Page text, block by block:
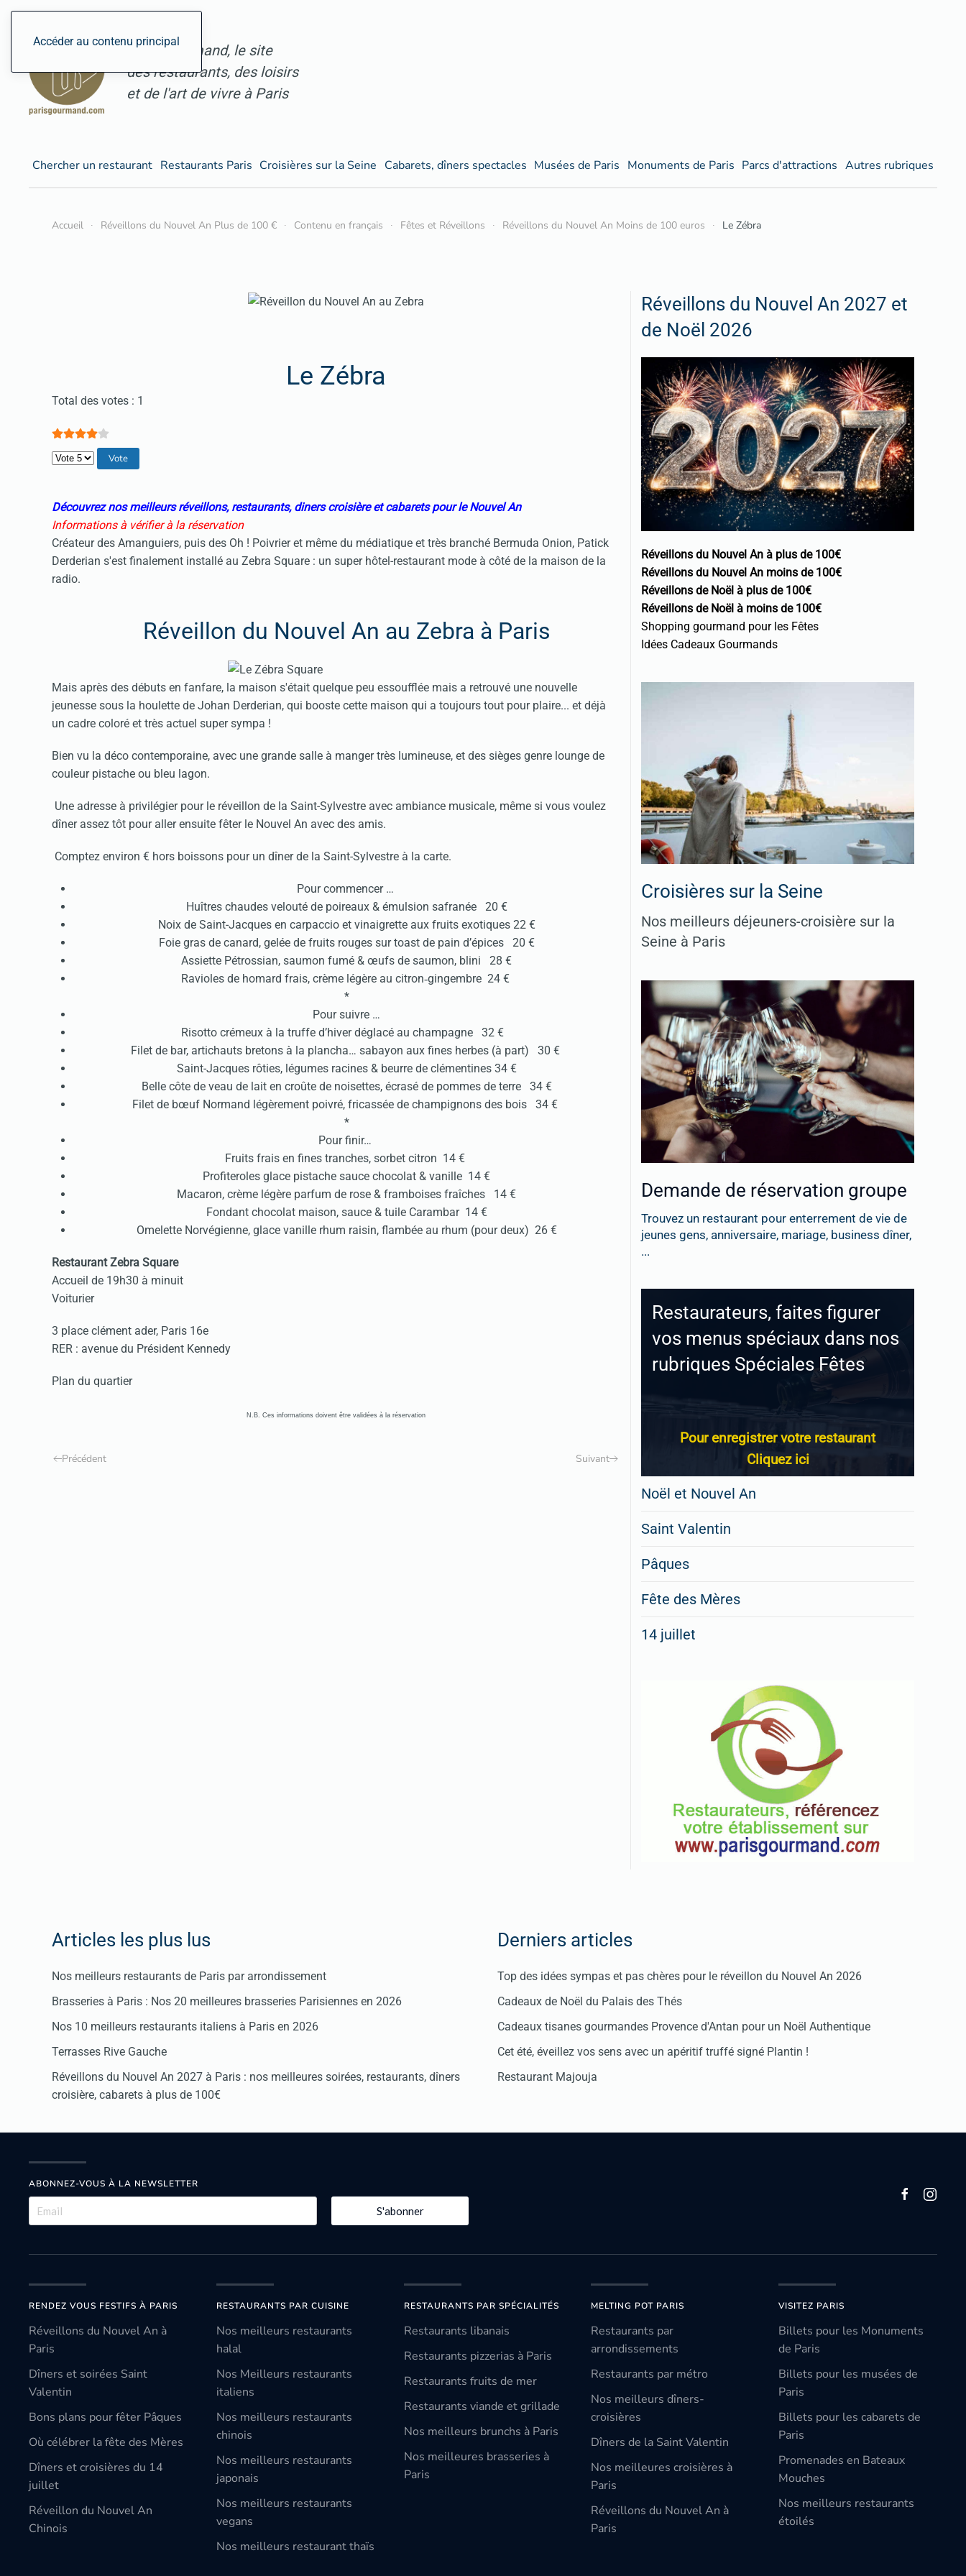
Accéder au contenu principal
ParisGourmand, le site
des restaurants, des loisirs
et de l'art de vivre à Paris
Chercher un restaurant Restaurants Paris Croisières sur la Seine Cabarets, dîners spectacles Musées de Paris Monuments de Paris Parcs d'attractions Autres rubriques
Accueil Réveillons du Nouvel An Plus de 100 € Contenu en français Fêtes et Réveillons Réveillons du Nouvel An Moins de 100 euros Le Zébra
Le Zébra
Vote utilisateur:4/
Total des votes : 1
Veuillez voter
Découvrez nos meilleurs réveillons, restaurants, diners croisière et cabarets pour le Nouvel An
Informations à vérifier à la réservation
Créateur des Amanguiers, puis des Oh ! Poivrier et même du médiatique et très branché Bermuda Onion, Patick
Derderian s'est finalement installé au Zebra Square : un super hôtel-restaurant mode à côté de la maison de la
radio.
Réveillon du Nouvel An au Zebra à Paris
Mais après des débuts en fanfare, la maison s'était quelque peu essoufflée mais a retrouvé une nouvelle
jeunesse sous la houlette de Johan Derderian, qui booste cette maison qui a toujours tout pour plaire... et déjà
un cadre coloré et très actuel super sympa !
Bien vu la déco contemporaine, avec une grande salle à manger très lumineuse, et des sièges genre lounge de
couleur pistache ou bleu lagon.
Une adresse à privilégier pour le réveillon de la Saint-Sylvestre avec ambiance musicale, même si vous voulez
dîner assez tôt pour aller ensuite fêter le Nouvel An avec des amis.
Comptez environ € hors boissons pour un dîner de la Saint-Sylvestre à la carte.
Pour commencer …
Huîtres chaudes velouté de poireaux & émulsion safranée 20 €
Noix de Saint-Jacques en carpaccio et vinaigrette aux fruits exotiques 22 €
Foie gras de canard, gelée de fruits rouges sur toast de pain d’épices 20 €
Assiette Pétrossian, saumon fumé & œufs de saumon, blini 28 €
Ravioles de homard frais, crème légère au citron‐gingembre 24 €
*
Pour suivre …
Risotto crémeux à la truffe d’hiver déglacé au champagne 32 €
Filet de bar, artichauts bretons à la plancha… sabayon aux fines herbes (à part) 30 €
Saint-Jacques rôties, légumes racines & beurre de clémentines 34 €
Belle côte de veau de lait en croûte de noisettes, écrasé de pommes de terre 34 €
Filet de bœuf Normand légèrement poivré, fricassée de champignons des bois 34 €
*
Pour finir…
Fruits frais en fines tranches, sorbet citron 14 €
Profiteroles glace pistache sauce chocolat & vanille 14 €
Macaron, crème légère parfum de rose & framboises fraîches 14 €
Fondant chocolat maison, sauce & tuile Carambar 14 €
Omelette Norvégienne, glace vanille­ rhum raisin, flambée au rhum (pour deux) 26 €
Restaurant Zebra Square
Accueil de 19h30 à minuit
Voiturier
3 place clément ader, Paris 16e
RER : avenue du Président Kennedy
Plan du quartier
N.B. Ces informations doivent être validées à la réservation
Précédent Suivant
Réveillons du Nouvel An 2027 et
de Noël 2026
Réveillons du Nouvel An à plus de 100€
Réveillons du Nouvel An moins de 100€
Réveillons de Noël à plus de 100€
Réveillons de Noël à moins de 100€
Shopping gourmand pour les Fêtes
Idées Cadeaux Gourmands
Croisières sur la Seine
Nos meilleurs déjeuners-croisière sur la
Seine à Paris
Demande de réservation groupe
Trouvez un restaurant pour enterrement de vie de
jeunes gens, anniversaire, mariage, business dîner,
...
Restaurateurs, faites figurer
vos menus spéciaux dans nos
rubriques Spéciales Fêtes
Pour enregistrer votre restaurant
Cliquez ici
Noël et Nouvel An
Saint Valentin
Pâques
Fête des Mères
14 juillet
Articles les plus lus
Nos meilleurs restaurants de Paris par arrondissement
Brasseries à Paris : Nos 20 meilleures brasseries Parisiennes en 2026
Nos 10 meilleurs restaurants italiens à Paris en 2026
Terrasses Rive Gauche
Réveillons du Nouvel An 2027 à Paris : nos meilleures soirées, restaurants, dîners
croisière, cabarets à plus de 100€
Derniers articles
Top des idées sympas et pas chères pour le réveillon du Nouvel An 2026
Cadeaux de Noël du Palais des Thés
Cadeaux tisanes gourmandes Provence d'Antan pour un Noël Authentique
Cet été, éveillez vos sens avec un apéritif truffé signé Plantin !
Restaurant Majouja
ABONNEZ-VOUS À LA NEWSLETTER
S'abonner
RENDEZ VOUS FESTIFS À PARIS
Réveillons du Nouvel An à
Paris
Dîners et soirées Saint
Valentin
Bons plans pour fêter Pâques
Où célébrer la fête des Mères
Dîners et croisières du 14
juillet
Réveillon du Nouvel An
Chinois
RESTAURANTS PAR CUISINE
Nos meilleurs restaurants
halal
Nos Meilleurs restaurants
italiens
Nos meilleurs restaurants
chinois
Nos meilleurs restaurants
japonais
Nos meilleurs restaurants
vegans
Nos meilleurs restaurant thaïs
RESTAURANTS PAR SPÉCIALITÉS
Restaurants libanais
Restaurants pizzerias à Paris
Restaurants fruits de mer
Restaurants viande et grillade
Nos meilleurs brunchs à Paris
Nos meilleures brasseries à
Paris
MELTING POT PARIS
Restaurants par
arrondissements
Restaurants par métro
Nos meilleurs dîners-
croisières
Dîners de la Saint Valentin
Nos meilleures croisières à
Paris
Réveillons du Nouvel An à
Paris
VISITEZ PARIS
Billets pour les Monuments
de Paris
Billets pour les musées de
Paris
Billets pour les cabarets de
Paris
Promenades en Bateaux
Mouches
Nos meilleurs restaurants
étoilés